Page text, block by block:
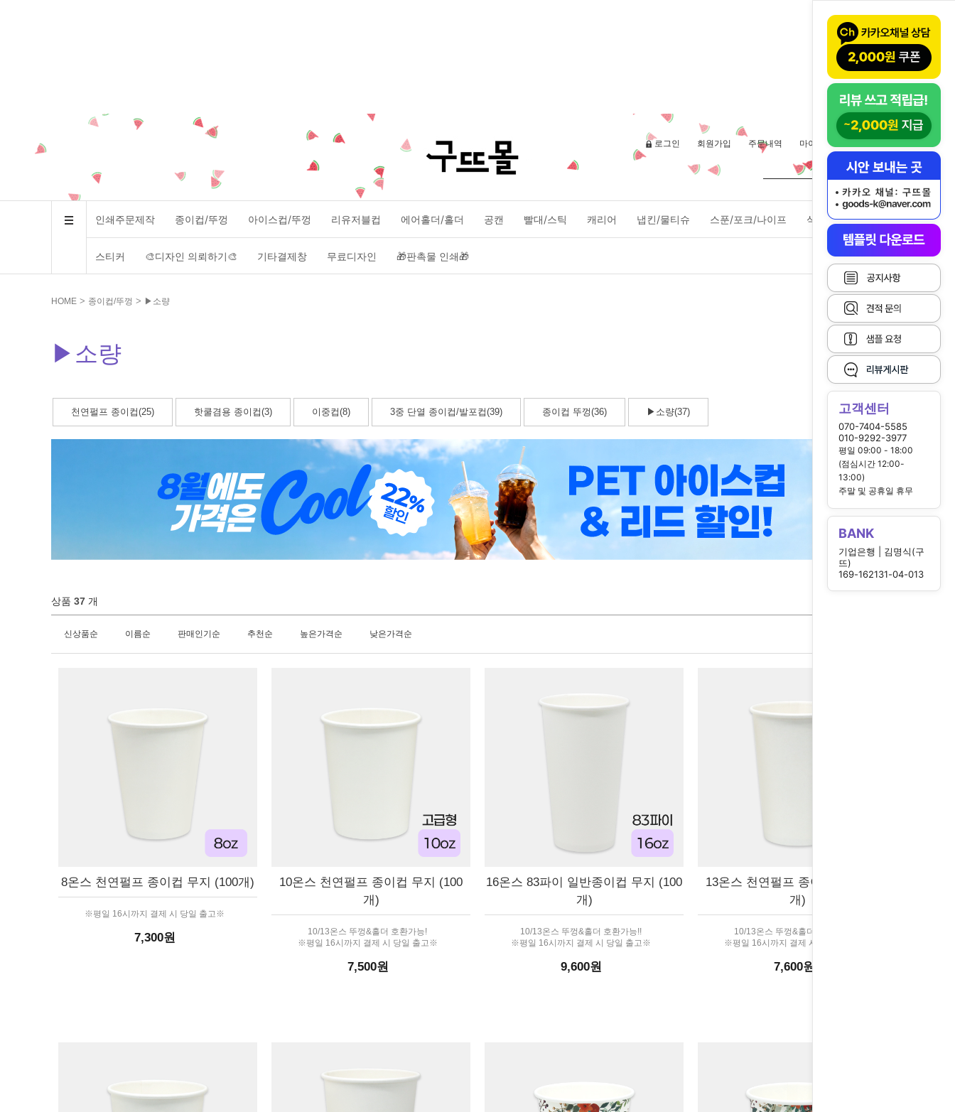
고객센터
070-7404-5585
010-9292-3977
평일 09:00 - 18:00
(점심시간 12:00-
13:00)
주말 및 공휴일 휴무
BANK
기업은행 | 김명식(구
뜨)
169-162131-04-013
로그인 회원가입 주문내역 마이페이지
인쇄주문제작 종이컵/뚜껑 아이스컵/뚜껑 리유저블컵 에어홀더/홀더 공캔 빨대/스틱 캐리어 냅킨/물티슈 스푼/포크/나이프 식품포장용기
스티커 🎨디자인 의뢰하기🎨 기타결제창 무료디자인 🎁판촉물 인쇄🎁
HOME > 종이컵/뚜껑 > ▶소량
▶소량
천연펄프 종이컵(25) 핫쿨겸용 종이컵(3) 이중컵(8) 3중 단열 종이컵/발포컵(39) 종이컵 뚜껑(36) ▶소량(37)
상품 37 개
신상품순 이름순 판매인기순 추천순 높은가격순 낮은가격순
8온스 천연펄프 종이컵 무지 (100개)
※평일 16시까지 결제 시 당일 출고※
7,300원
10온스 천연펄프 종이컵 무지 (100
개)
10/13온스 뚜껑&홀더 호환가능!
※평일 16시까지 결제 시 당일 출고※
7,500원
16온스 83파이 일반종이컵 무지 (100
개)
10/13온스 뚜껑&홀더 호환가능!!
※평일 16시까지 결제 시 당일 출고※
9,600원
13온스 천연펄프 종이컵 무지 (100
개)
10/13온스 뚜껑&홀더 호환가능!
※평일 16시까지 결제 시 당일 출고※
7,600원